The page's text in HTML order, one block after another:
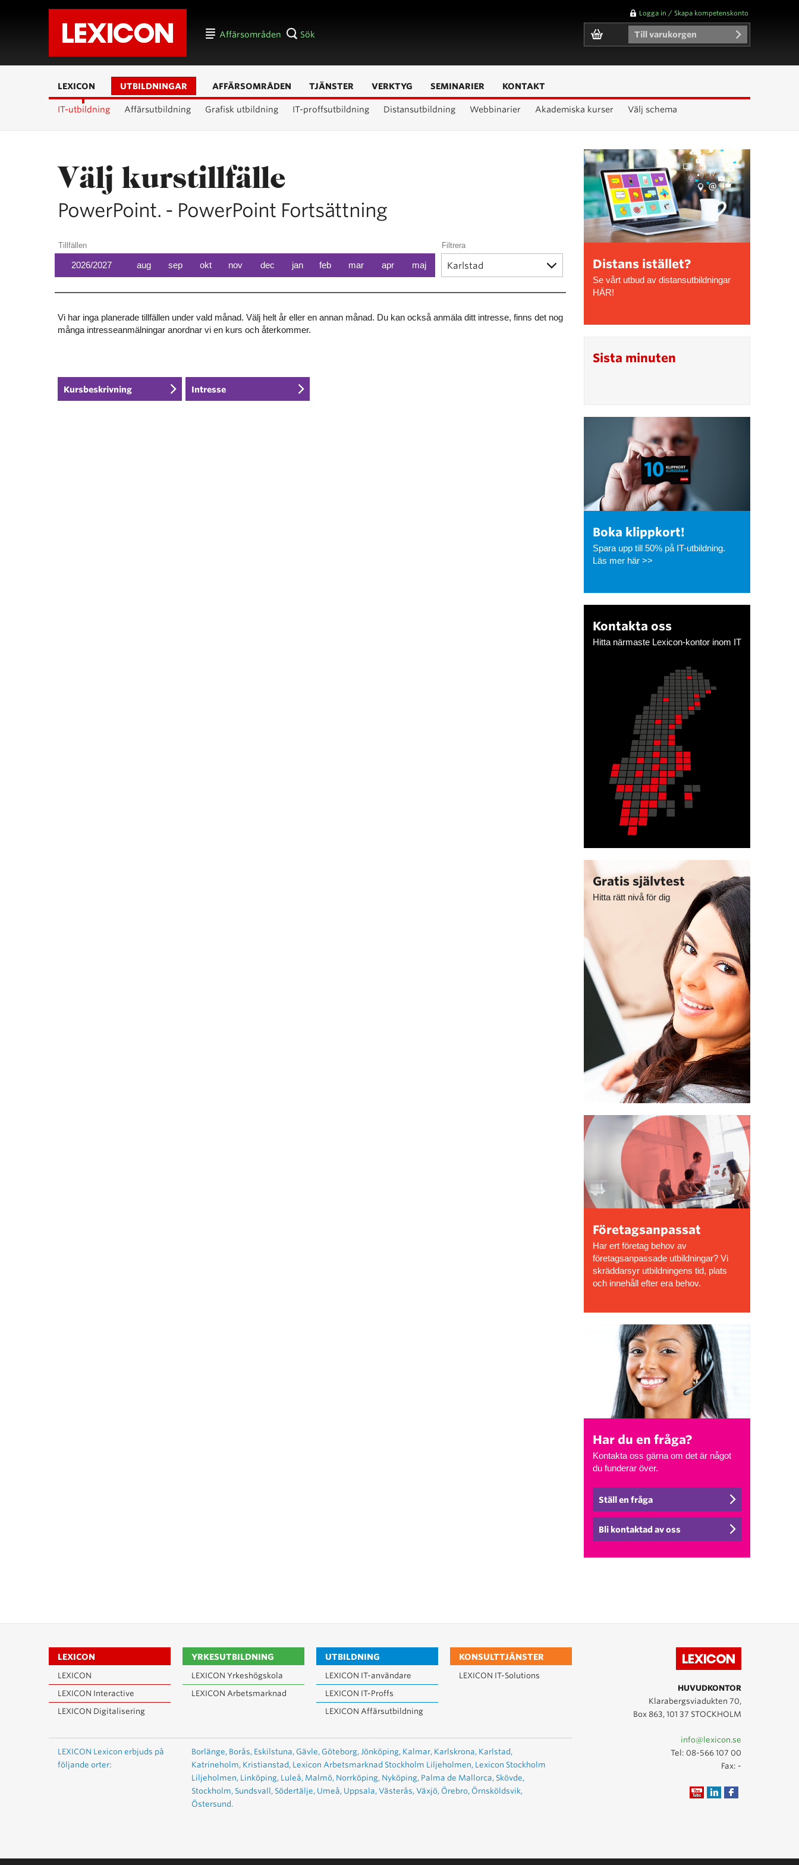
Affärsområden Sök
Logga in / Skapa kompetenskonto
Till varukorgen
LEXICON UTBILDNINGAR
IT-utbildning Affärsutbildning Grafisk utbildning IT-proffsutbildning Distansutbildning Webbinarier Akademiska kurser Välj schema
AFFÄRSOMRÅDEN TJÄNSTER VERKTYG SEMINARIER KONTAKT
Välj kurstillfälle
PowerPoint. - PowerPoint Fortsättning
Tillfällen
2026/2027 aug sep okt nov dec jan feb mar apr maj
Filtrera
Vi har inga planerade tillfällen under vald månad. Välj helt år eller en annan månad. Du kan också anmäla ditt intresse, finns det nog
många intresseanmälningar anordnar vi en kurs och återkommer.
Kursbeskrivning Intresse
Distans istället?
Se vårt utbud av distansutbildningar
HÄR!
Sista minuten
Boka klippkort!
Spara upp till 50% på IT-utbildning.
Läs mer här >>
Kontakta oss
Hitta närmaste Lexicon-kontor inom IT
Gratis självtest
Hitta rätt nivå för dig
Företagsanpassat
Har ert företag behov av
företagsanpassade utbildningar? Vi
skräddarsyr utbildningens tid, plats
och innehåll efter era behov.
Har du en fråga?
Kontakta oss gärna om det är något
du funderar över.
Ställ en fråga
Bli kontaktad av oss
LEXICON
LEXICON
LEXICON Interactive
LEXICON Digitalisering
YRKESUTBILDNING
LEXICON Yrkeshögskola
LEXICON Arbetsmarknad
UTBILDNING
LEXICON IT-användare
LEXICON IT-Proffs
LEXICON Affärsutbildning
KONSULTTJÄNSTER
LEXICON IT-Solutions
LEXICON Lexicon erbjuds på
följande orter:
Borlänge, Borås, Eskilstuna, Gävle, Göteborg, Jönköping, Kalmar, Karlskrona, Karlstad,
Katrineholm, Kristianstad, Lexicon Arbetsmarknad Stockholm Liljeholmen, Lexicon Stockholm
Liljeholmen, Linköping, Luleå, Malmö, Norrköping, Nyköping, Palma de Mallorca, Skövde,
Stockholm, Sundsvall, Södertälje, Umeå, Uppsala, Västerås, Växjö, Örebro, Örnsköldsvik,
Östersund.
HUVUDKONTOR
Klarabergsviadukten 70,
Box 863, 101 37 STOCKHOLM
info@lexicon.se
Tel: 08-566 107 00
Fax: -